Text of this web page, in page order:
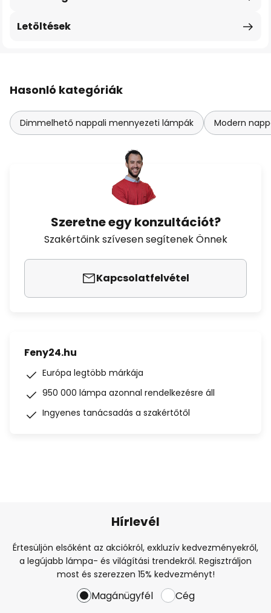
Letöltések
Hasonló kategóriák
Dimmelhető nappali mennyezeti lámpák Modern
Szeretne egy konzultációt?
Szakértőink szívesen segítenek Önnek
Kapcsolatfelvétel
Feny24.hu
Európa legtöbb márkája
950 000 lámpa azonnal rendelkezésre áll
Ingyenes tanácsadás a szakértőtől
Hírlevél
Értesüljön elsőként az akciókról, exkluzív kedvezményekről,
a legújabb lámpa- és világítási trendekről. Regisztráljon
most és szerezzen 15% kedvezményt!
Magánügyfél Cég